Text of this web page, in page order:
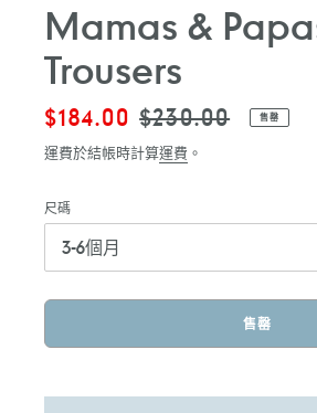
Mamas &
Trousers
售
價
$184.00 定
價
$230.00 售罄
運費於結帳時計算運費 。
尺碼
售罄